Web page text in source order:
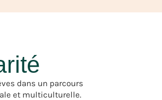
dans un parcours
et multiculturelle.